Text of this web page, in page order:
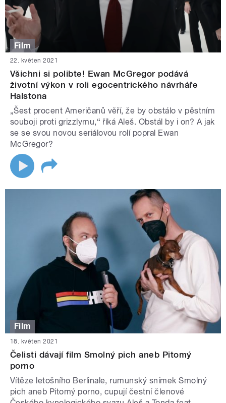
Film
22. květen 2021
Všichni si polibte! Ewan McGregor podává
životní výkon v roli egocentrického návrháře
Halstona
„Šest procent Američanů věří, že by obstálo v pěstním
souboji proti grizzlymu,“ říká Aleš. Obstál by i on? A jak
se se svou novou seriálovou rolí popral Ewan
McGregor?
Film
18. květen 2021
Čelisti dávají film Smolný pich aneb Pitomý
porno
Vítěze letošního Berlinale, rumunský snímek Smolný
pich aneb Pitomý porno, cupují čestní členové